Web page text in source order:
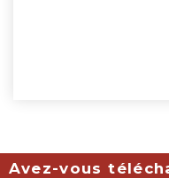
Avez-vous